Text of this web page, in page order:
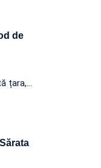
de
țara,…